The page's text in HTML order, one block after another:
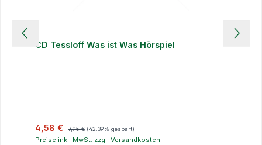
CD Tessloff Was ist Was Hörspiel
Verkaufspreis:
4,58 € 7,95 € (42.39% gespart)
Preise inkl. MwSt. zzgl. Versandkosten